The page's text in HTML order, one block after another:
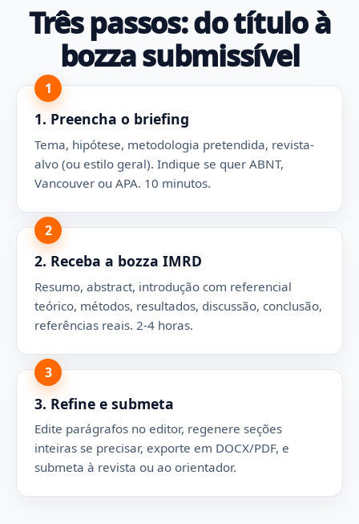
Três passos: do título à
bozza submissível
1
1. Preencha o briefing
Tema, hipótese, metodologia pretendida, revista-
alvo (ou estilo geral). Indique se quer ABNT,
Vancouver ou APA. 10 minutos.
2
2. Receba a bozza IMRD
Resumo, abstract, introdução com referencial
teórico, métodos, resultados, discussão, conclusão,
referências reais. 2-4 horas.
3
3. Refine e submeta
Edite parágrafos no editor, regenere seções
inteiras se precisar, exporte em DOCX/PDF, e
submeta à revista ou ao orientador.